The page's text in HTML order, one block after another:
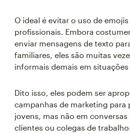
O ideal é evitar o uso de
profissionais. Embora
enviar mensagens de texto
familiares, eles são muitas
informais demais em
Dito isso, eles podem ser
campanhas de marketing para
jovens, mas não em conversas
clientes ou colegas de